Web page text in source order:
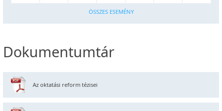
ÖSSZES ESEMÉNY
Dokumentumtár
Az oktatási reform tézisei